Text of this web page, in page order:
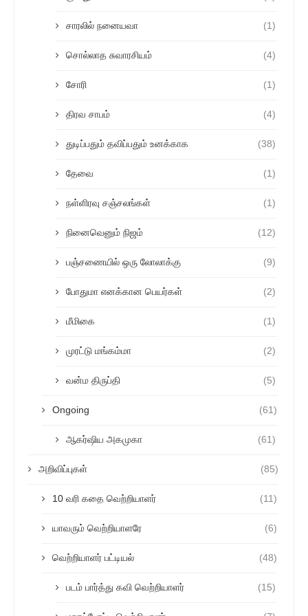
சாரலில் நனையவா (1)
சொல்லாத சுவாரசியம் (4)
சோரி (1)
திரவ சாபம் (4)
துடிப்பதும் தவிப்பதும் உனக்காக (38)
தேவை (1)
நள்ளிரவு சஞ்சலங்கள் (1)
நினைவெனும் நிஜம் (12)
பஞ்சணையில் ஒரு லோலாக்கு (9)
போதுமா எனக்கான பெயர்கள் (2)
மீமிகை (1)
முரட்டு மங்கம்மா (2)
வன்ம திருப்தி (5)
Ongoing (61)
ஆகர்ஷிய அகமுகா (61)
அறிவிப்புகள் (85)
10 வரி கதை வெற்றியாளர் (11)
யாவரும் வெற்றியாளரே (6)
வெற்றியாளர் பட்டியல் (48)
படம் பார்த்து கவி வெற்றியாளர் (15)